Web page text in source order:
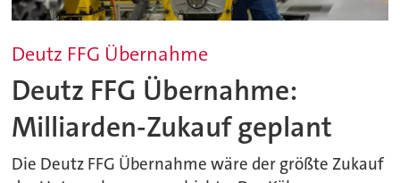
Deutz FFG Übernahme
Deutz FFG Übernahme:
Milliarden-Zukauf geplant
Die Deutz FFG Übernahme wäre der größte Zukauf